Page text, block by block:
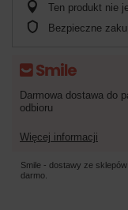
Ten produkt nie
Bezpieczne
Darmowa dostawa do
odbioru
Więcej informacji
Smile - dostawy ze
darmo.